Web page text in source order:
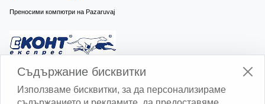
Преносими компютри на Pazaruvaj
Изчисли доставката с Еконт
Съдържание бисквитки
Използваме бисквитки, за да персонализираме